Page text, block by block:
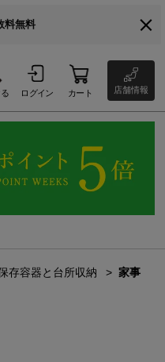
料無料
ログイン カート 店舗情報
存容器と台所収納
家事